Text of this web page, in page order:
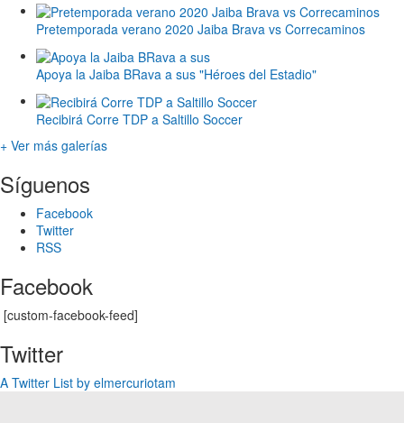
Pretemporada verano 2020 Jaiba Brava vs Correcaminos
Apoya la Jaiba BRava a sus "Héroes del Estadio"
Recibirá Corre TDP a Saltillo Soccer
+ Ver más galerías
Síguenos
Facebook
Twitter
RSS
Facebook
[custom-facebook-feed]
Twitter
A Twitter List by elmercuriotam